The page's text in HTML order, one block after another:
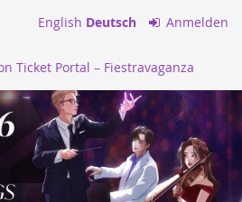
English Deutsch Anmelden
Ticket Portal – Fiestravaganza